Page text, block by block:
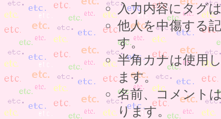
入力内容にタグ
他人を中傷する
す。
半角カナは使用
ます。
名前、コメント
ります。